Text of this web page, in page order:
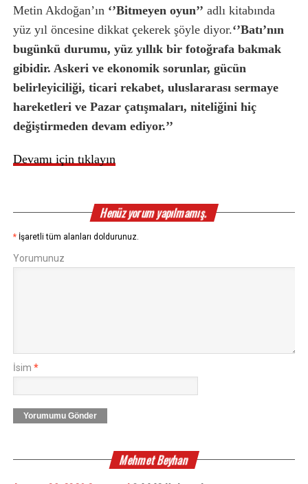
Metin Akdoğan’ın‘’Bitmeyen oyun’’ adlı kitabında
yüz yıl öncesine dikkat çekerek şöyle diyor.‘’Batı’nın
bugünkü durumu, yüz yıllık bir fotoğrafa bakmak
gibidir. Askeri ve ekonomik sorunlar, gücün
belirleyiciliği, ticari rekabet, uluslararası sermaye
hareketleri ve Pazar çatışmaları, niteliğini hiç
değiştirmeden devam ediyor.’’
Devamı için tıklayın
Henüz yorum yapılmamış.
* İşaretli tüm alanları doldurunuz.
Yorumunuz
İsim *
Yorumumu Gönder
Mehmet Beyhan